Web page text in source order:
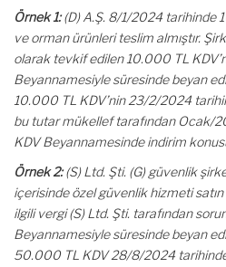
Örnek 1:(D) A.Ş. 8/1/2024 tarihinde
ve orman ürünleri teslim almıştır.
olarak tevkif edilen 10.000 TL
Beyannamesiyle süresinde beyan
10.000 TL KDV’nin 23/2/2024
bu tutar mükellef tarafından Ocak/
KDV Beyannamesinde indirim
Örnek 2:(S) Ltd. Şti. (G) güvenlik
içerisinde özel güvenlik hizmeti satın
ilgili vergi (S) Ltd. Şti. tarafından
Beyannamesiyle süresinde beyan
50.000 TL KDV 28/8/2024